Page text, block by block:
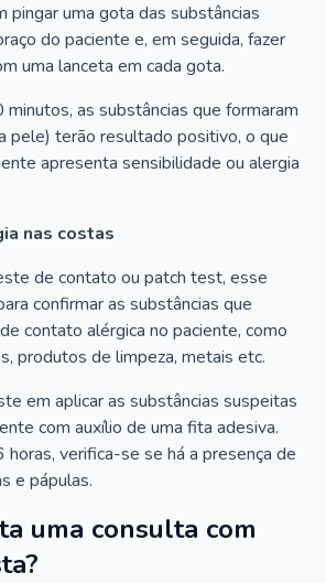
pingar uma gota das substâncias
do paciente e, em seguida, fazer
uma lanceta em cada gota.
as substâncias que formaram
pele) terão resultado positivo, o que
apresenta sensibilidade ou alergia
nas costas
de contato ou patch test, esse
confirmar as substâncias que
contato alérgica no paciente, como
produtos de limpeza, metais etc.
em aplicar as substâncias suspeitas
com auxílio de uma fita adesiva.
verifica-se se há a presença de
e pápulas.
uma consulta com